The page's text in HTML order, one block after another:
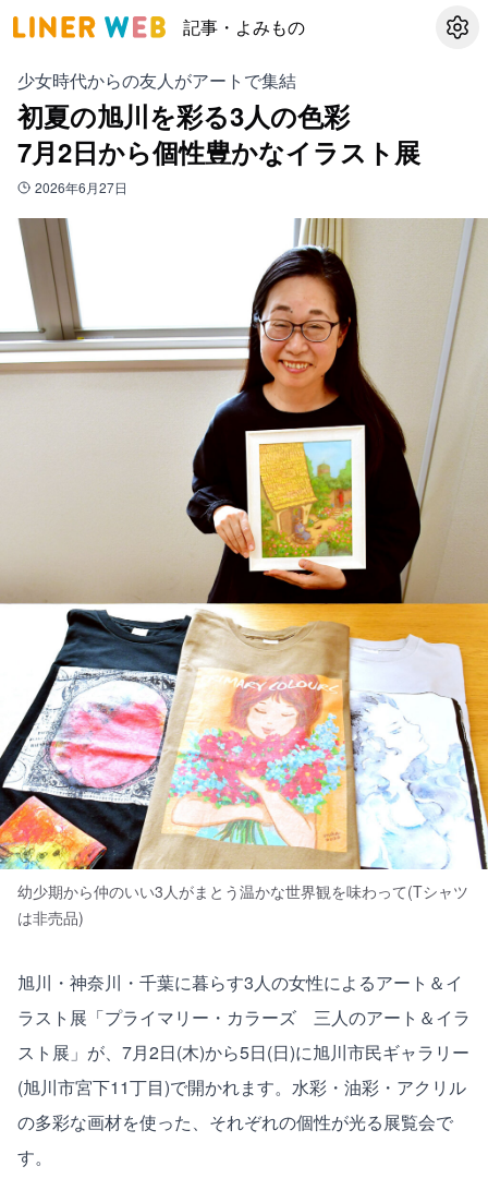
記事・よみもの 設定
少女時代からの友人がアートで集結
初夏の旭川を彩る3人の色彩
7月2日から個性豊かなイラスト展
2026年6月27日
幼少期から仲のいい3人がまとう温かな世界観を味わって(Tシャツ
は非売品)
旭川・神奈川・千葉に暮らす3人の女性によるアート＆イ
ラスト展「プライマリー・カラーズ 三人のアート＆イラ
スト展」が、7月2日(木)から5日(日)に旭川市民ギャラリー
(旭川市宮下11丁目)で開かれます。水彩・油彩・アクリル
の多彩な画材を使った、それぞれの個性が光る展覧会で
す。